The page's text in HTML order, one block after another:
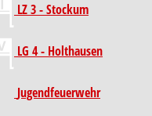
LZ 3 - Stockum
LG 4 - Holthausen
Jugendfeuerwehr